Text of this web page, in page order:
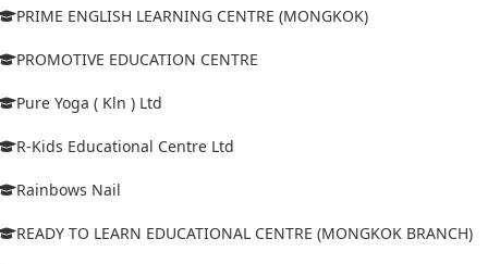
PRIME ENGLISH LEARNING CENTRE (MONGKOK)
PROMOTIVE EDUCATION CENTRE
Pure Yoga ( Kln ) Ltd
R-Kids Educational Centre Ltd
Rainbows Nail
READY TO LEARN EDUCATIONAL CENTRE (MONGKOK BRANCH)